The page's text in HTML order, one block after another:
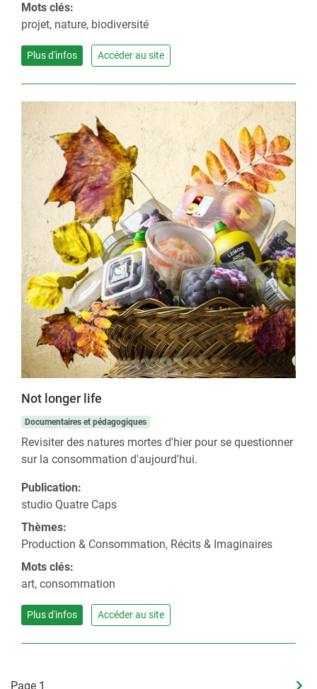
Mots clés:
projet, nature, biodiversité
Plus d'infos Accéder au site
Not longer life
Documentaires et pédagogiques
Revisiter des natures mortes d'hier pour se questionner
sur la consommation d'aujourd'hui.
Publication:
studio Quatre Caps
Thèmes:
Production & Consommation, Récits & Imaginaires
Mots clés:
art, consommation
Plus d'infos Accéder au site
Page 1 Page